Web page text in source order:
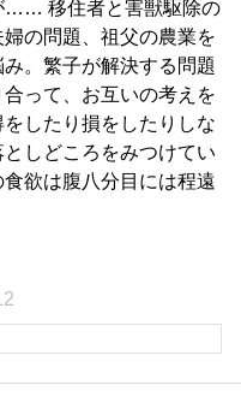
…… 移住者と害獣駆除の
の問題、祖父の農業を
。繁子が解決する問題
って、お互いの考えを
したり損をしたりしな
しどころをみつけてい
欲は腹八分目には程遠